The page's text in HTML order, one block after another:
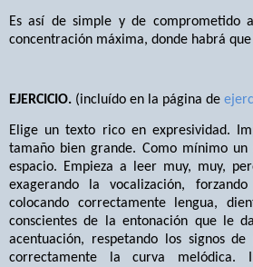
Es así de simple y de comprometido
concentración máxima, donde habrá
EJERCICIO. (incluído en la página de
Elige un texto rico en expresividad.
tamaño bien grande. Como mínimo
espacio. Empieza a leer muy, muy,
exagerando la vocalización,
colocando correctamente lengua,
conscientes de la entonación que le
acentuación, respetando los signos
correctamente la curva melódica.